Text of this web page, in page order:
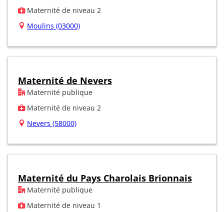
Maternité de niveau 2
Moulins (03000)
Maternité de Nevers
Maternité publique
Maternité de niveau 2
Nevers (58000)
Maternité du Pays Charolais Brionnais
Maternité publique
Maternité de niveau 1